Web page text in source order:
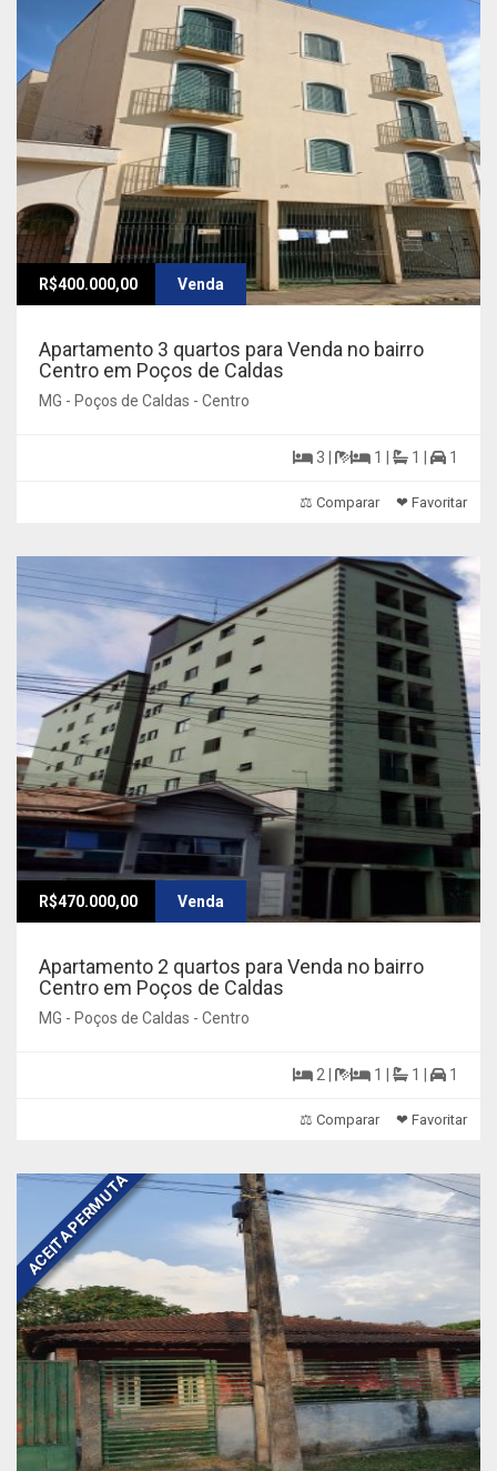
R$400.000,00 Venda
Apartamento 3 quartos para Venda no bairro
Centro em Poços de Caldas
MG - Poços de Caldas - Centro
3 | 1 | 1 | 1
⚖ Comparar ❤ Favoritar
R$470.000,00 Venda
Apartamento 2 quartos para Venda no bairro
Centro em Poços de Caldas
MG - Poços de Caldas - Centro
2 | 1 | 1 | 1
⚖ Comparar ❤ Favoritar
ACEITA PERMUTA